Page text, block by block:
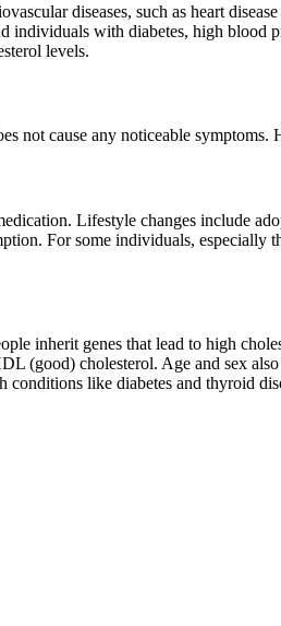
diseases, such as heart
individuals with diabetes, high
levels.
not cause any noticeable
Lifestyle changes include
For some individuals, especially
inherit genes that lead to high
(good) cholesterol. Age and sex
like diabetes and thyroid